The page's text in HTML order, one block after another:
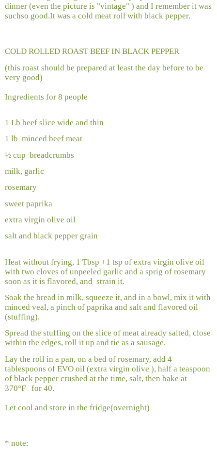
dinner (even the picture is "vintage" ) and I remember it was
suchso good.It was a cold meat roll with black pepper.
COLD ROLLED ROAST BEEF IN BLACK PEPPER
(this roast should be prepared at least the day before to be
very good)
Ingredients for 8 people
1 Lb beef slice wide and thin
1 lb minced beef meat
½ cup breadcrumbs
milk, garlic
rosemary
sweet paprika
extra virgin olive oil
salt and black pepper grain
Heat without frying, 1 Tbsp +1 tsp of extra virgin olive oil
with two cloves of unpeeled garlic and a sprig of rosemary
soon as it is flavored, and strain it.
Soak the bread in milk, squeeze it, and in a bowl, mix it with
minced veal, a pinch of paprika and salt and flavored oil
(stuffing).
Spread the stuffing on the slice of meat already salted, close
within the edges, roll it up and tie as a sausage.
Lay the roll in a pan, on a bed of rosemary, add 4
tablespoons of EVO oil (extra virgin olive ), half a teaspoon
of black pepper crushed at the time, salt, then bake at
370°F
for 40.
Let cool and store in the fridge(overnight)
* note: